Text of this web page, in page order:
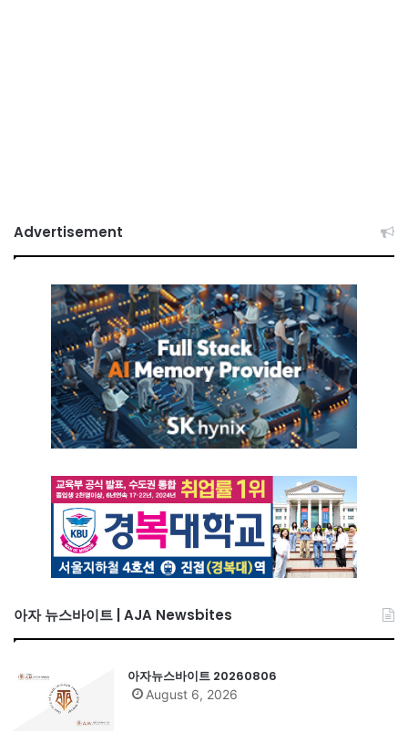
Advertisement
아자 뉴스바이트 | AJA Newsbites
아자뉴스바이트 20260806
August 6, 2026